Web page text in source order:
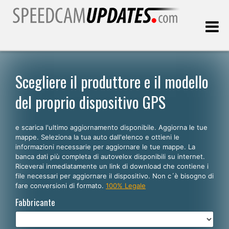
Clienti
SCEGLI LA LINGUA
Italiano
English
Español
Português
Scegliere il produttore e il modello
del proprio dispositivo GPS
e scarica l'ultimo aggiornamento disponibile. Aggiorna le tue
mappe. Seleziona la tua auto dall'elenco e ottieni le
informazioni necessarie per aggiornare le tue mappe. La
banca dati più completa di autovelox disponibili su internet.
Riceverai inmediatamente un link di download che contiene i
file necessari per aggiornare il dispositivo. Non c´è bisogno di
fare conversioni di formato. 100% Legale
Fabbricante